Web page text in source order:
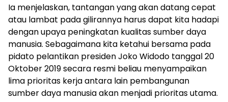
Ia menjelaskan, tantangan yang akan datang cepat
atau lambat pada gilirannya harus dapat kita hadapi
dengan upaya peningkatan kualitas sumber daya
manusia. Sebagaimana kita ketahui bersama pada
pidato pelantikan presiden Joko Widodo tanggal 20
Oktober 2019 secara resmi beliau menyampaikan
lima prioritas kerja antara lain pembangunan
sumber daya manusia akan menjadi prioritas utama.